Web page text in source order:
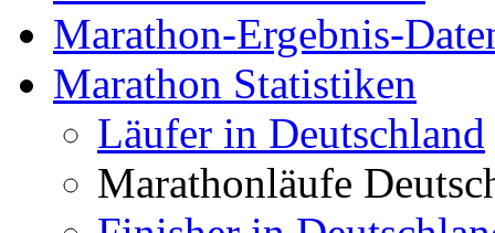
Marathon-Ergebnis-
Marathon Statistiken
Läufer in Deutschland
Marathonläufe